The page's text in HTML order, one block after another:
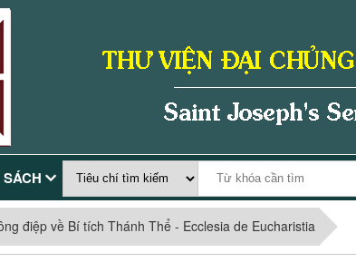
điệp về Bí tích Thánh Thể - Ecclesia de Eucharistia